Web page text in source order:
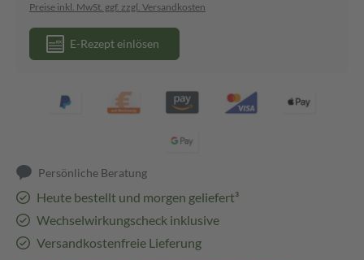
Preise inkl. MwSt. ggf. zzgl. Versandkosten
E-Rezept einlösen
Persönliche Beratung
Heute bestellt und morgen geliefert³
Wechselwirkungscheck inklusive
Versandkostenfreie Lieferung